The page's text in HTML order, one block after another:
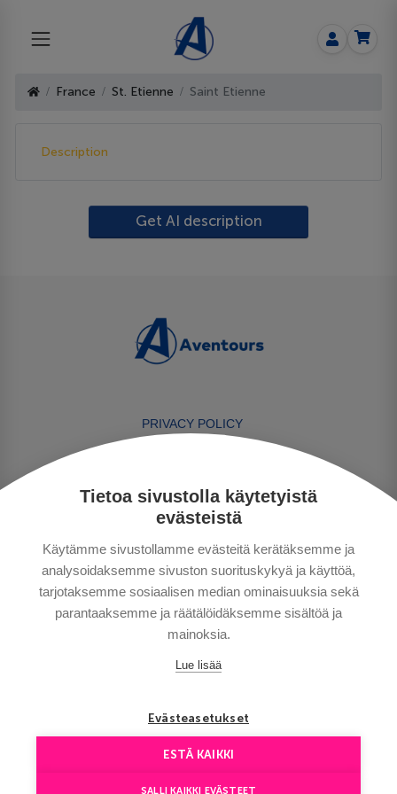
Tietoa sivustolla käytetyistä
evästeistä
Käytämme sivustollamme evästeitä kerätäksemme ja
analysoidaksemme sivuston suorituskykyä ja käyttöä,
tarjotaksemme sosiaalisen median ominaisuuksia sekä
parantaaksemme ja räätälöidäksemme sisältöä ja
mainoksia.
Lue lisää
Evästeasetukset
ESTÄ KAIKKI
SALLI KAIKKI EVÄSTEET
France St. Etienne Saint Etienne
Description
Get AI description
PRIVACY POLICY
GOOD TO KNOW